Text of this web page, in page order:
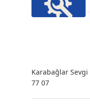
Karabağlar Sevgi
77 07